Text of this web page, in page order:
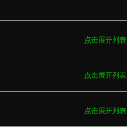
点击展开列表
点击展开列表
点击展开列表